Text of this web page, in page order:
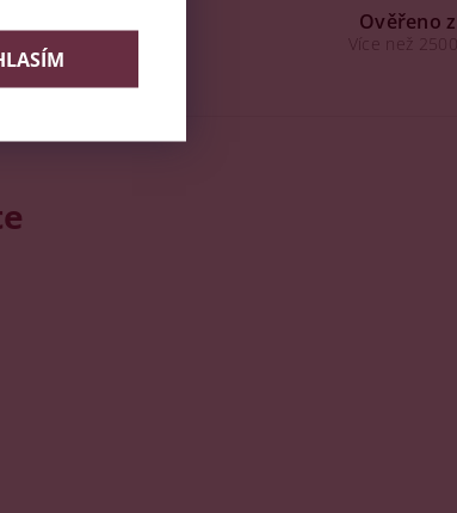
u vás doma Ověřeno
Více než